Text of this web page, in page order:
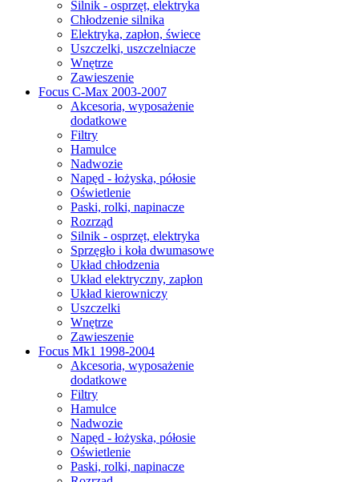
Silnik - osprzęt, elektryka
Chłodzenie silnika
Elektryka, zapłon, świece
Uszczelki, uszczelniacze
Wnętrze
Zawieszenie
Focus C-Max 2003-2007
Akcesoria, wyposażenie
dodatkowe
Filtry
Hamulce
Nadwozie
Napęd - łożyska, półosie
Oświetlenie
Paski, rolki, napinacze
Rozrząd
Silnik - osprzęt, elektryka
Sprzęgło i koła dwumasowe
Układ chłodzenia
Układ elektryczny, zapłon
Układ kierowniczy
Uszczelki
Wnętrze
Zawieszenie
Focus Mk1 1998-2004
Akcesoria, wyposażenie
dodatkowe
Filtry
Hamulce
Nadwozie
Napęd - łożyska, półosie
Oświetlenie
Paski, rolki, napinacze